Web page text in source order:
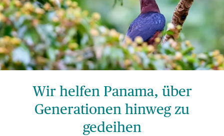
Wir helfen Panama, über
Generationen hinweg zu
gedeihen